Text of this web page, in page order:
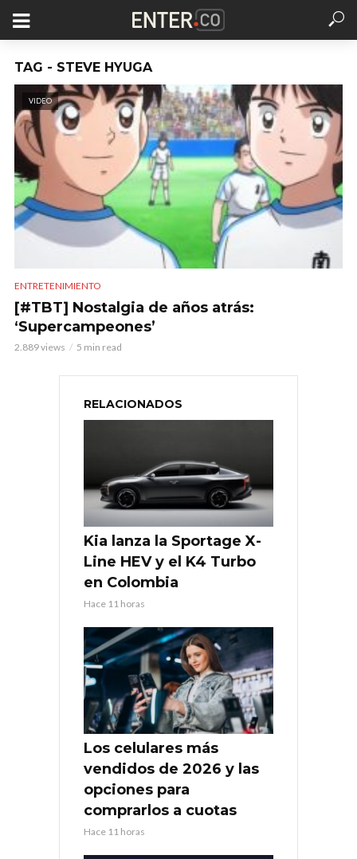
TAG - STEVE HYUGA
VIDEO
ENTRETENIMIENTO
[#TBT] Nostalgia de años atrás:
‘Supercampeones’
2.889 views 5 min read
RELACIONADOS
Kia lanza la Sportage X-
Line HEV y el K4 Turbo
en Colombia
Hace 11 horas
Los celulares más
vendidos de 2026 y las
opciones para
comprarlos a cuotas
Hace 11 horas